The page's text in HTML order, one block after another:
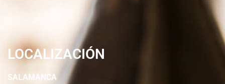
LOCALIZACIÓN
SALAMANCA